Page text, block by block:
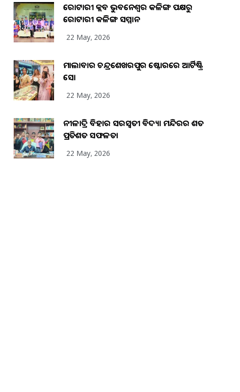
ରୋଟାରୀ କ୍ଲବ ଭୁବନେଶ୍ୱର କଳିଙ୍ଗ ପକ୍ଷରୁ
ରୋଟାରୀ କଳିଙ୍ଗ ସମ୍ମାନ
22 May, 2026
ମାଲାବାର ଚନ୍ଦ୍ରଶେଖରପୁର ଷ୍ଟୋରରେ ଆର୍ଟିଷ୍ଟ୍ରି
ସୋ
22 May, 2026
ନୀଳାଦ୍ରି ବିହାର ସରସ୍ୱତୀ ବିଦ୍ୟା ମନ୍ଦିରର ଶତ
ପ୍ରତିଶତ ସଫଳତା
22 May, 2026